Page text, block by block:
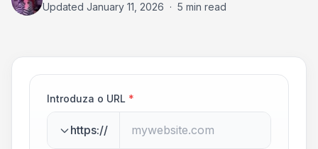
Updated January 11, 2026 · 5 min read
Introduza o URL *
https://